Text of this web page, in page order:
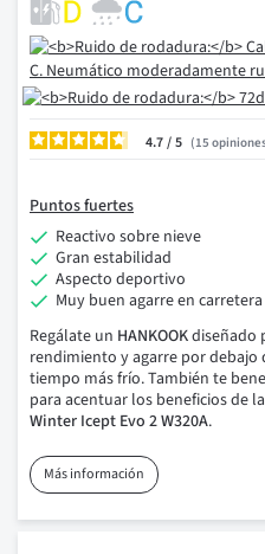
4.7/ 15
Puntos fuertes
Reactivo sobre nieve
Gran estabilidad
Aspecto deportivo
Muy buen agarre en carretera
Regálate un HANKOOKdiseñado
rendimiento y agarre por debajo
tiempo más frío. También te
para acentuar los beneficios de
Winter Icept Evo 2 W320A.
Más información